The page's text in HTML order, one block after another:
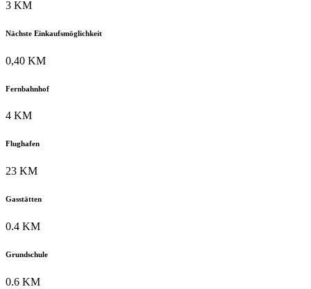
3 KM
Nächste Einkaufsmöglichkeit
0,40 KM
Fernbahnhof
4 KM
Flughafen
23 KM
Gasstätten
0.4 KM
Grundschule
0.6 KM